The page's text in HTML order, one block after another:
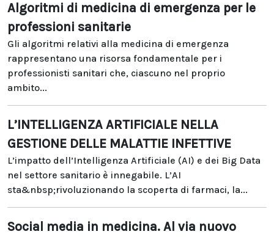
Algoritmi di medicina di emergenza per le
professioni sanitarie
Gli algoritmi relativi alla medicina di emergenza
rappresentano una risorsa fondamentale per i
professionisti sanitari che, ciascuno nel proprio
ambito...
L’INTELLIGENZA ARTIFICIALE NELLA
GESTIONE DELLE MALATTIE INFETTIVE
L’impatto dell’Intelligenza Artificiale (AI) e dei Big Data
nel settore sanitario è innegabile. L’AI
sta&nbsp;rivoluzionando la scoperta di farmaci, la...
Social media in medicina. Al via nuovo